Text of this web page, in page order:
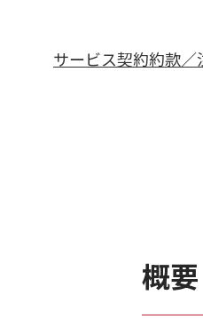
サービス契約約款／
概要